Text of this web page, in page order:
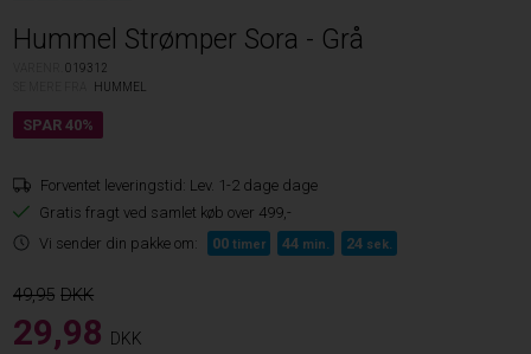
Hummel Strømper Sora - Grå
VARENR.019312
HUMMEL
Forventet leveringstid: Lev. 1-2 dage dage
Gratis fragt ved samlet køb over 499,-
Vi sender din pakke om:
00 timer 44 min. 24 sek.
49,95
29,98 DKK